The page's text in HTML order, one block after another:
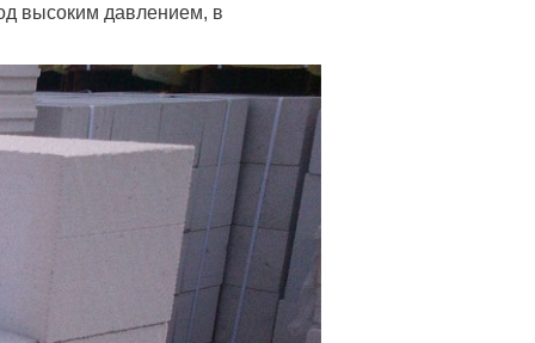
высоким давлением, в